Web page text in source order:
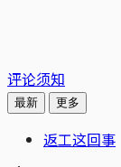
评论须知
最新 更多
返工这回事